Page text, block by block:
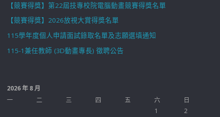
【競賽得獎】第22屆技專校院電腦動畫競賽得獎名單
【競賽得獎】2026放視大賞得獎名單
115學年度個人申請面試錄取名單及志願選填通知
115-1兼任教師 (3D動畫專長) 徵聘公告
2026 年 8 月
一
二 三 四 五 六
日
1
2